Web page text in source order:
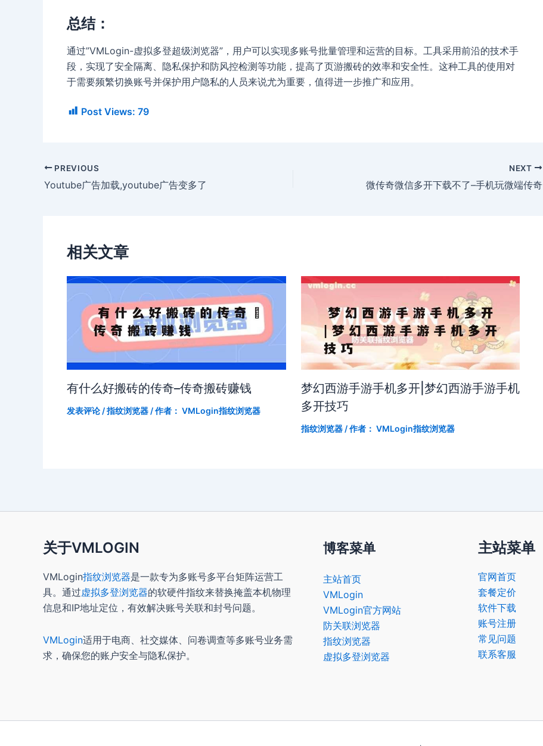
总结：
通过”VMLogin-虚拟多登超级浏览器”，用户可以实现多账号批量管理和运营的目标。工具采用前沿的技术手
段，实现了安全隔离、隐私保护和防风控检测等功能，提高了页游搬砖的效率和安全性。这种工具的使用对
于需要频繁切换账号并保护用户隐私的人员来说尤为重要，值得进一步推广和应用。
Post Views: 79
PREVIOUS
Youtube广告加载,youtube广告变多了
NEXT
微传奇微信多开下载不了–手机玩微端传奇
相关文章
有什么好搬砖的传奇–传奇搬砖赚钱
发表评论 /指纹浏览器 / 作者： VMLogin指纹浏览器
梦幻西游手游手机多开|梦幻西游手游手机
多开技巧
指纹浏览器/ 作者： VMLogin指纹浏览器
关于VMLOGIN
VMLogin指纹浏览器是一款专为多账号多平台矩阵运营工
具。通过虚拟多登浏览器的软硬件指纹来替换掩盖本机物理
信息和IP地址定位，有效解决账号关联和封号问题。
VMLogin适用于电商、社交媒体、问卷调查等多账号业务需
求，确保您的账户安全与隐私保护。
博客菜单
主站首页
VMLogin
VMLogin官方网站
防关联浏览器
指纹浏览器
虚拟多登浏览器
主站菜单
官网首页
套餐定价
软件下载
账号注册
常见问题
联系客服